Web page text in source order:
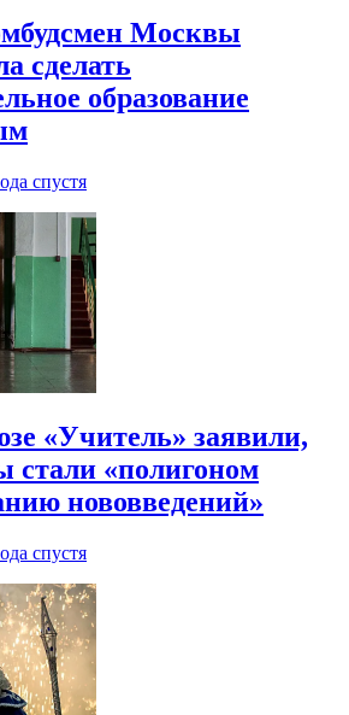
Москвы
сделать
образование
спустя
«Учитель» заявили,
стали «полигоном
нововведений»
спустя